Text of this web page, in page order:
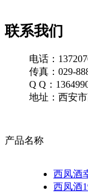
联系我们
电话：
传真：029-
Q Q：
地址：西安
产品名称
西凤酒
西凤酒